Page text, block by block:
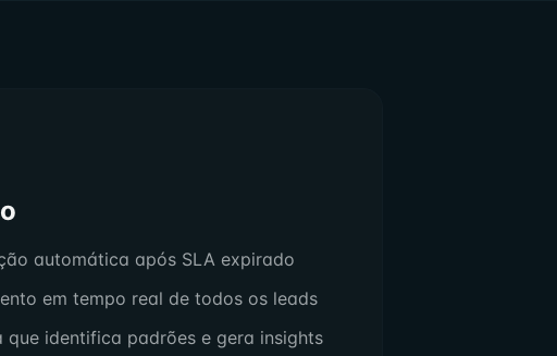
automática após SLA expirado
em tempo real de todos os leads
que identifica padrões e gera insights